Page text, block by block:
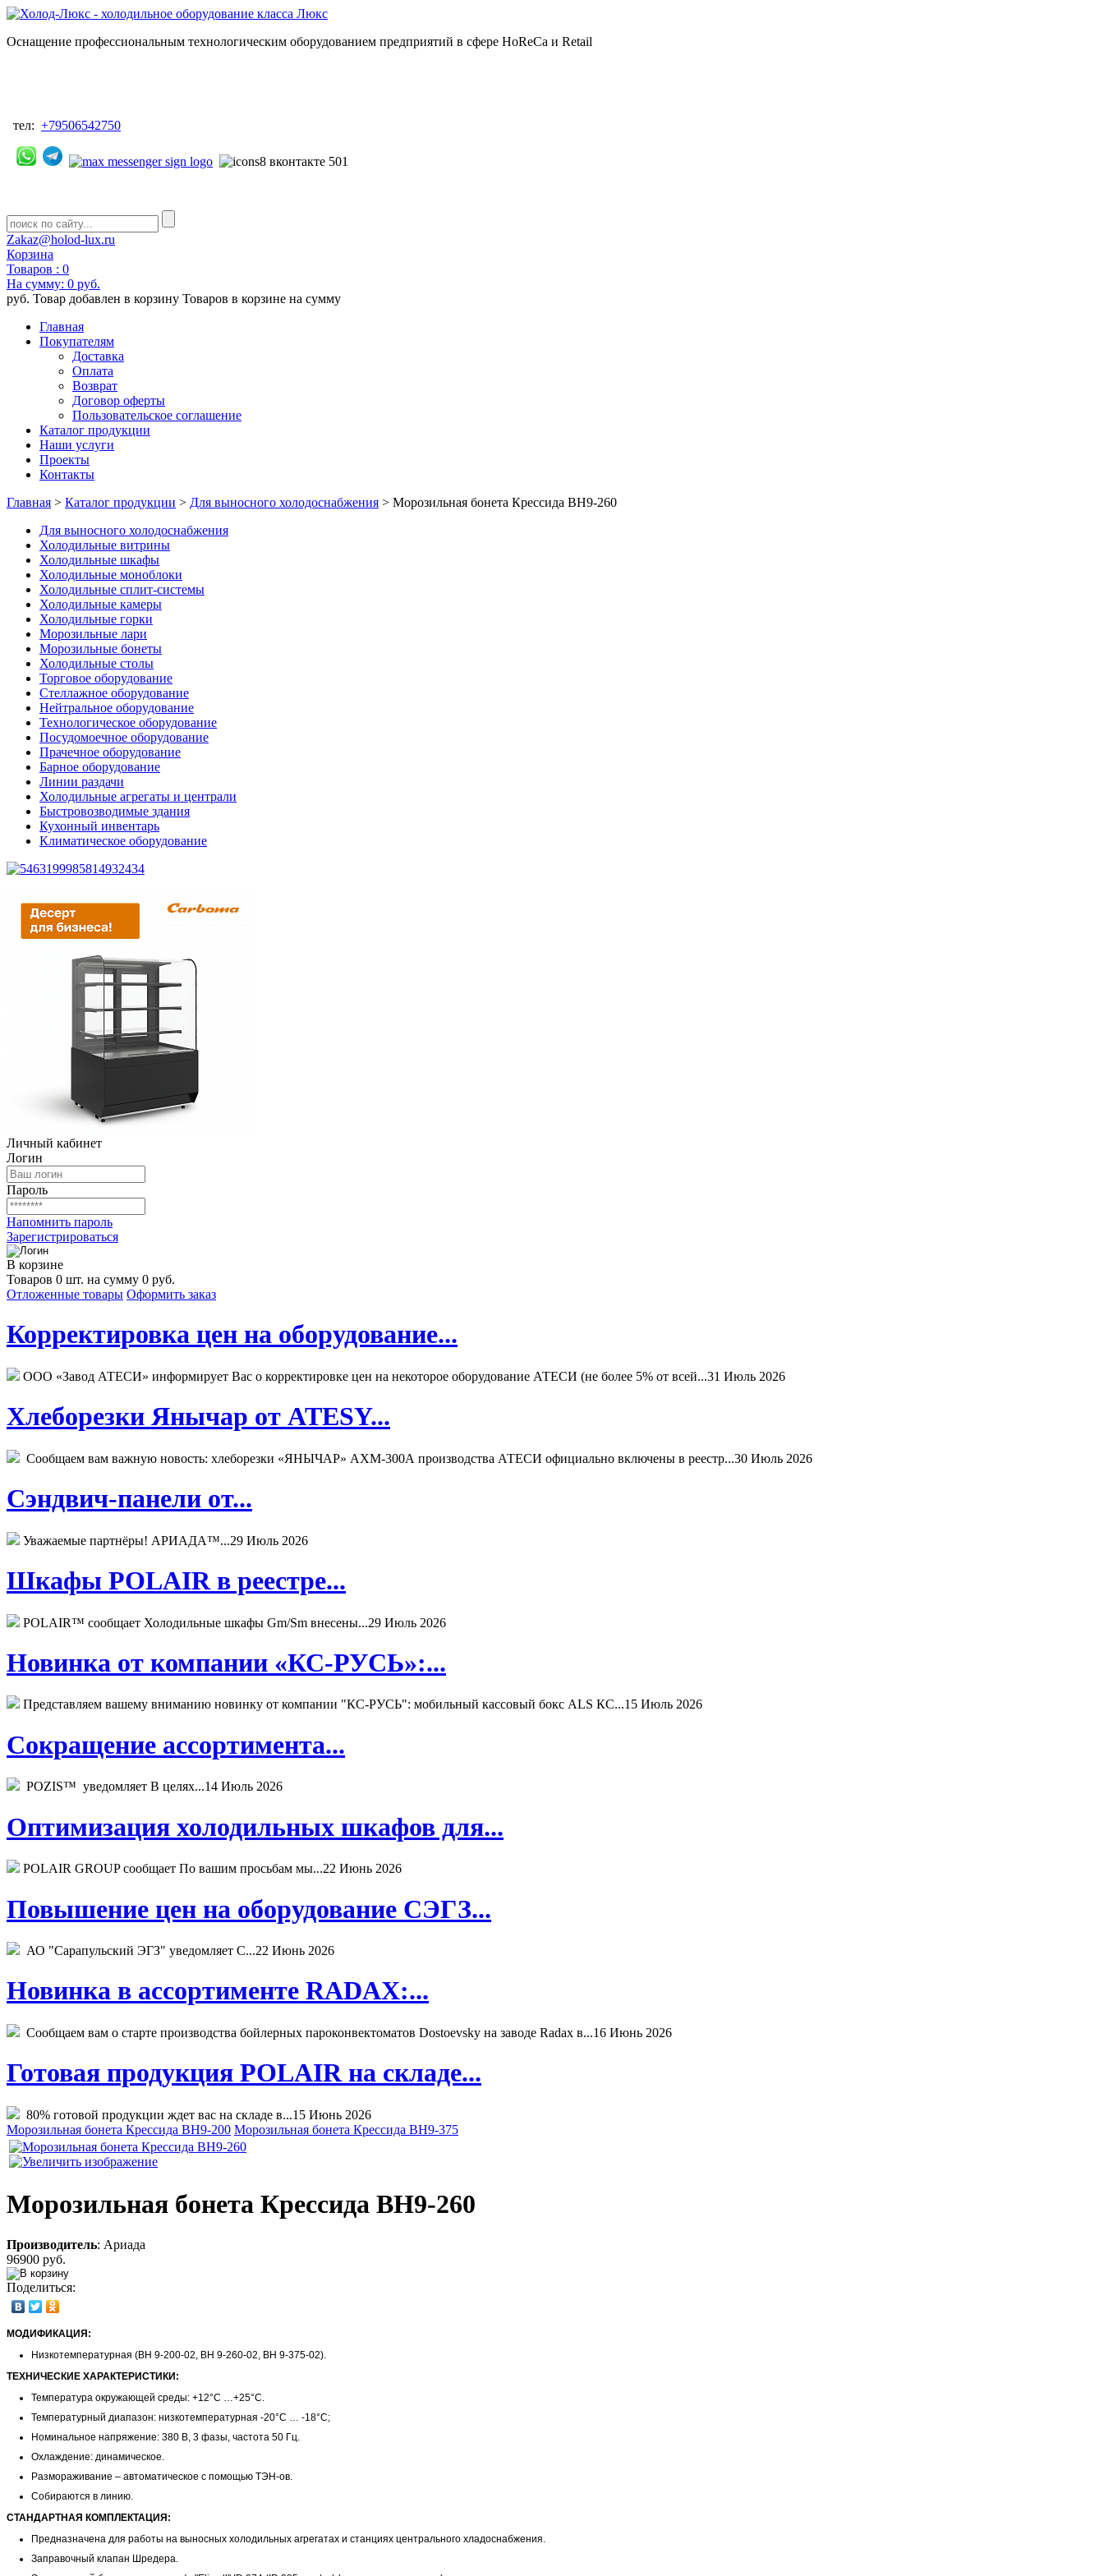
Оснащение профессиональным технологическим оборудованием предприятий в сфере HoReCa и Retail
тел: +79506542750
Zakaz@holod-lux.ru
Корзина
Товаров : 0
На сумму: 0 руб.
руб. Товар добавлен в корзину Товаров в корзине на сумму
Главная
Покупателям
Доставка
Оплата
Возврат
Договор оферты
Пользовательское соглашение
Каталог продукции
Наши услуги
Проекты
Контакты
Главная > Каталог продукции > Для выносного холодоснабжения > Морозильная бонета Крессида ВН9-260
Для выносного холодоснабжения
Холодильные витрины
Холодильные шкафы
Холодильные моноблоки
Холодильные сплит-системы
Холодильные камеры
Холодильные горки
Морозильные лари
Морозильные бонеты
Холодильные столы
Торговое оборудование
Стеллажное оборудование
Нейтральное оборудование
Технологическое оборудование
Посудомоечное оборудование
Прачечное оборудование
Барное оборудование
Линии раздачи
Холодильные агрегаты и централи
Быстровозводимые здания
Кухонный инвентарь
Климатическое оборудование
Личный кабинет
Логин
Пароль
Напомнить пароль
Зарегистрироваться
В корзине
Товаров 0 шт. на сумму 0 руб.
Отложенные товары Оформить заказ
Корректировка цен на оборудование...
ООО «Завод АТЕСИ» информирует Вас о корректировке цен на некоторое оборудование АТЕСИ (не более 5% от всей...31 Июль 2026
Хлеборезки Янычар от ATESY...
Сообщаем вам важную новость: хлеборезки «ЯНЫЧАР» АХМ-300А производства АТЕСИ официально включены в реестр...30 Июль 2026
Сэндвич-панели от...
Уважаемые партнёры! АРИАДА™...29 Июль 2026
Шкафы POLAIR в реестре...
POLAIR™ сообщает Холодильные шкафы Gm/Sm внесены...29 Июль 2026
Новинка от компании «КС-РУСЬ»:...
Представляем вашему вниманию новинку от компании "КС-РУСЬ": мобильный кассовый бокс ALS КС...15 Июль 2026
Сокращение ассортимента...
POZIS™ уведомляет В целях...14 Июль 2026
Оптимизация холодильных шкафов для...
POLAIR GROUP сообщает По вашим просьбам мы...22 Июнь 2026
Повышение цен на оборудование СЭГЗ...
АО "Сарапульский ЭГЗ" уведомляет С...22 Июнь 2026
Новинка в ассортименте RADAX:...
Сообщаем вам о старте производства бойлерных пароконвектоматов Dostoevsky на заводе Radax в...16 Июнь 2026
Готовая продукция POLAIR на складе...
80% готовой продукции ждет вас на складе в...15 Июнь 2026
Морозильная бонета Крессида ВН9-200 Морозильная бонета Крессида ВН9-375
Морозильная бонета Крессида ВН9-260
Производитель: Ариада
96900 руб.
Поделиться:
МОДИФИКАЦИЯ:
Низкотемпературная (ВН 9-200-02, ВН 9-260-02, ВН 9-375-02).
ТЕХНИЧЕСКИЕ ХАРАКТЕРИСТИКИ:
Температура окружающей среды: +12°С …+25°С.
Температурный диапазон: низкотемпературная -20°С … -18°С;
Номинальное напряжение: 380 В, 3 фазы, частота 50 Гц.
Охлаждение: динамическое.
Размораживание – автоматическое с помощью ТЭН-ов.
Собираются в линию.
СТАНДАРТНАЯ КОМПЛЕКТАЦИЯ:
Предназначена для работы на выносных холодильных агрегатах и станциях центрального хладоснабжения.
Заправочный клапан Шредера.